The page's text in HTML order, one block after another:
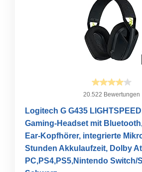
20.522 Bewertungen
Logitech G G435
Gaming-Headset mit
Ear-Kopfhörer, integrierte
Stunden Akkulaufzeit, Dolby
PC,PS4,PS5,Nintendo Switch/